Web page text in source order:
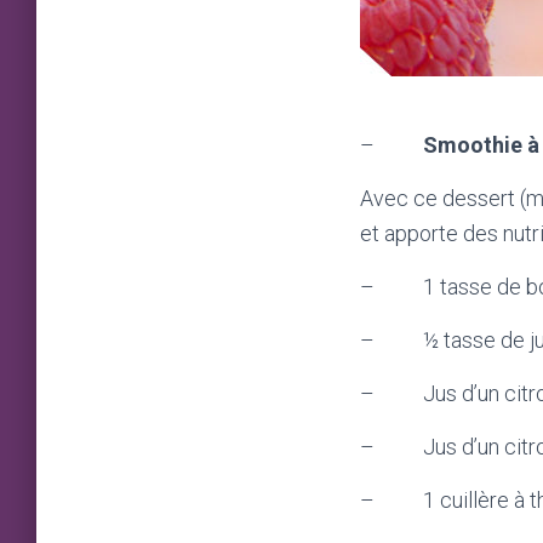
– Smoothie à
Avec ce dessert
et apporte des
– 1 tasse de
– ½ tasse de jus
– Jus d’un
– Jus d’un
– 1 cuillère à